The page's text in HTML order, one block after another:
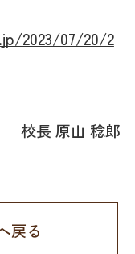
2023/07/20/2
校長 原山 稔郎
戻る